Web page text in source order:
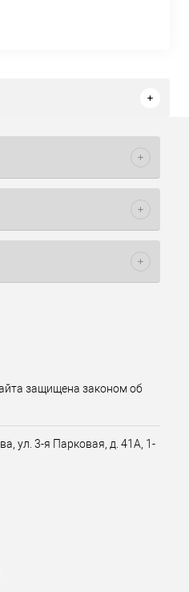
защищена законом об
ул. 3-я Парковая, д. 41А, 1-